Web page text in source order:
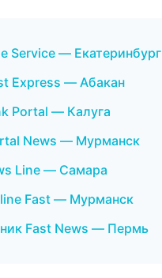
Service — Екатеринбург
Express — Абакан
Portal — Калуга
News — Мурманск
Line — Самара
Fast — Мурманск
Fast News — Пермь